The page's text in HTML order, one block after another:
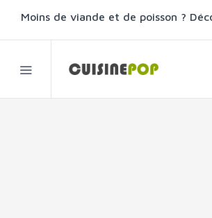
Moins de viande et de poisson ?